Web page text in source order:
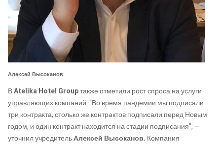
Алексей Высоканов
ВAtelika Hotel Groupтакже отметили рост спроса на услуги
управляющих компаний. “Во время пандемии мы подписали
три контракта, столько же контрактов подписали перед Новым
годом, и один контракт находится на стадии подписания”, —
уточнил учредительАлексей Высоканов. Компания